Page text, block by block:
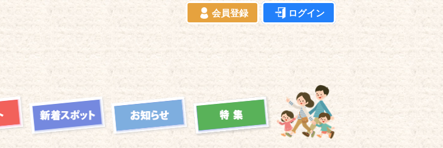
会員登録 ログイン